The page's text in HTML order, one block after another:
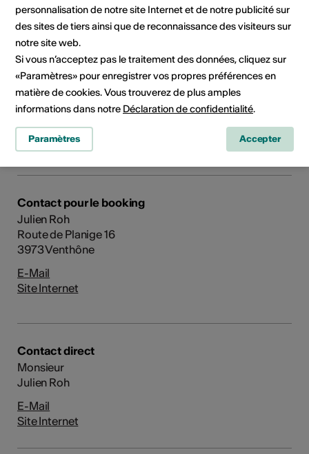
Domaine culturel
Musique
Contact pour le booking
Julien Roh
Route de Planige 16
3973 Venthône
E-Mail
Site Internet
Contact direct
Monsieur
Julien Roh
E-Mail
Site Internet
personnalisation de notre site Internet et de notre publicité sur
des sites de tiers ainsi que de reconnaissance des visiteurs sur
notre site web.
Si vous n’acceptez pas le traitement des données, cliquez sur
«Paramètres» pour enregistrer vos propres préférences en
matière de cookies. Vous trouverez de plus amples
informations dans notre Déclaration de confidentialité.
Paramètres Accepter